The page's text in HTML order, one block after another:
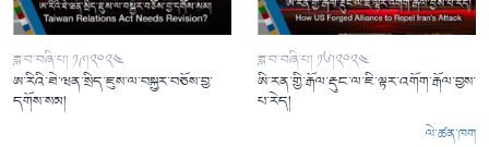
ཟླ་བ་བཞི་པ། ༡༩།༢༠༢༤
ཨ་རིའི་ཐེ་ཝན་སྲིད་ཇུས་ལ་བསྐྱར་བཅོས་བྱ་
དགོས་སམ།
ཟླ་བ་བཞི་པ། ༡༦།༢༠༢༤
ཨི་རན་གྱི་རྒོལ་རྡུང་ལ་ཇི་ལྟར་འགོག་རྒོལ་བྱས་
པ་རེད།
ལེ་ཚན་ཁག